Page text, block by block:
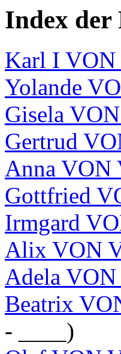
Index der
Karl I VON
Yolande
Gisela
Gertrud
Anna VON
Gottfried
Irmgard
Alix VON
Adela
Beatrix
- ____)